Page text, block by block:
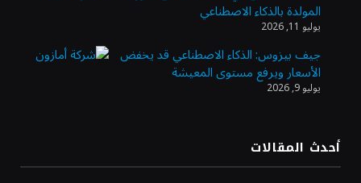
الذهب يسجل أعلى مستوى في أسبوعين بدعم
من تراجع الدولار
الدولار الأمريكي يتراجع قرب أدنى مستوياته
المولدة بالذكاء الاصطناعي
يوليو 11, 2026
جيف بيزوس: الذكاء الاصطناعي قد يخفض
الأسعار ويرفع مستوى المعيشة
يوليو 9, 2026
أحدث المقالات